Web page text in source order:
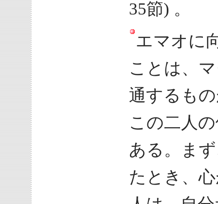
35節) 。
エマオに
ことは、
通するも
この二人
ある。ま
たとき、